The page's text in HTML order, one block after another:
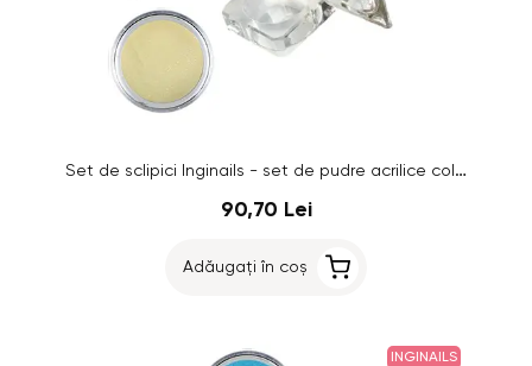
Set de sclipici Inginails - set de pudre acrilice colorate
90,70 Lei
Adăugați în coș
INGINAILS